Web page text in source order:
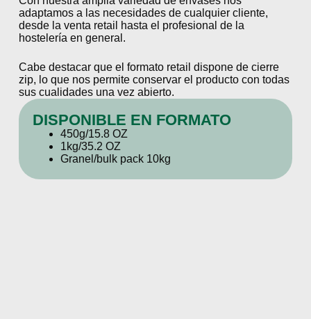
adaptamos a las necesidades de cualquier cliente,
desde la venta retail hasta el profesional de la
hostelería en general.
Cabe destacar que el formato retail dispone de cierre
zip, lo que nos permite conservar el producto con todas
sus cualidades una vez abierto.
DISPONIBLE EN FORMATO
450g/15.8 OZ
1kg/35.2 OZ
Granel/bulk pack 10kg